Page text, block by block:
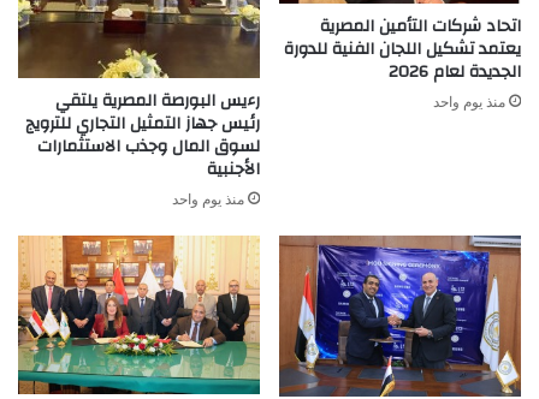
استثنائية
اتحاد شركات التأمين المصرية
يعتمد تشكيل اللجان الفنية للدورة
الجديدة لعام 2026
منذ يوم واحد رءيس البورصة المصرية يلتقي
رئيس جهاز التمثيل التجاري للترويج
لسوق المال وجذب الاستثمارات
الأجنبية
منذ يوم واحد